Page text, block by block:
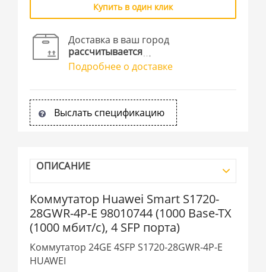
Купить в один клик
Доставка в ваш город
рассчитывается
Подробнее о доставке
Выслать спецификацию
ОПИСАНИЕ
Коммутатор Huawei Smart S1720-
28GWR-4P-E 98010744 (1000 Base-TX
(1000 мбит/с), 4 SFP порта)
Коммутатор 24GE 4SFP S1720-28GWR-4P-E
HUAWEI